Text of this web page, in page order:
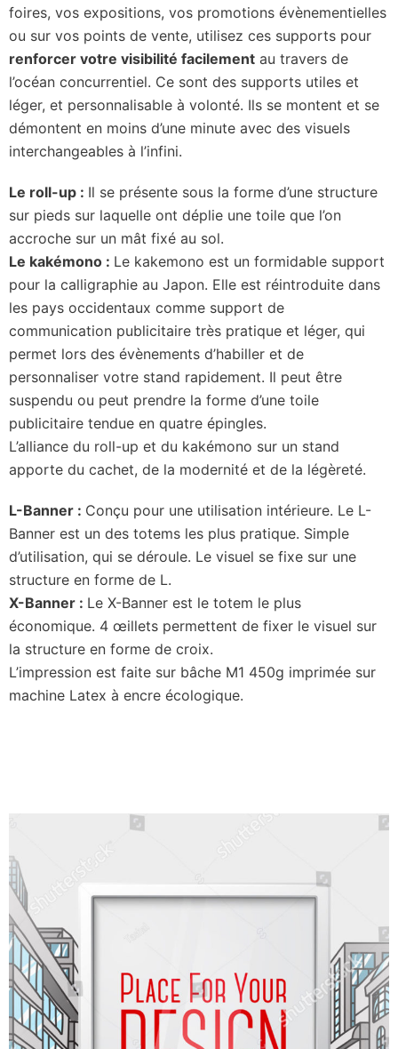
foires, vos expositions, vos promotions évènementielles
ou sur vos points de vente, utilisez ces supports pour
renforcer votre visibilité facilement au travers de
l’océan concurrentiel. Ce sont des supports utiles et
léger, et personnalisable à volonté. Ils se montent et se
démontent en moins d’une minute avec des visuels
interchangeables à l’infini.
Le roll-up : Il se présente sous la forme d’une structure
sur pieds sur laquelle ont déplie une toile que l’on
accroche sur un mât fixé au sol.
Le kakémono : Le kakemono est un formidable support
pour la calligraphie au Japon. Elle est réintroduite dans
les pays occidentaux comme support de
communication publicitaire très pratique et léger, qui
permet lors des évènements d’habiller et de
personnaliser votre stand rapidement. Il peut être
suspendu ou peut prendre la forme d’une toile
publicitaire tendue en quatre épingles.
L’alliance du roll-up et du kakémono sur un stand
apporte du cachet, de la modernité et de la légèreté.
L-Banner : Conçu pour une utilisation intérieure. Le L-
Banner est un des totems les plus pratique. Simple
d’utilisation, qui se déroule. Le visuel se fixe sur une
structure en forme de L.
X-Banner : Le X-Banner est le totem le plus
économique. 4 œillets permettent de fixer le visuel sur
la structure en forme de croix.
L’impression est faite sur bâche M1 450g imprimée sur
machine Latex à encre écologique.